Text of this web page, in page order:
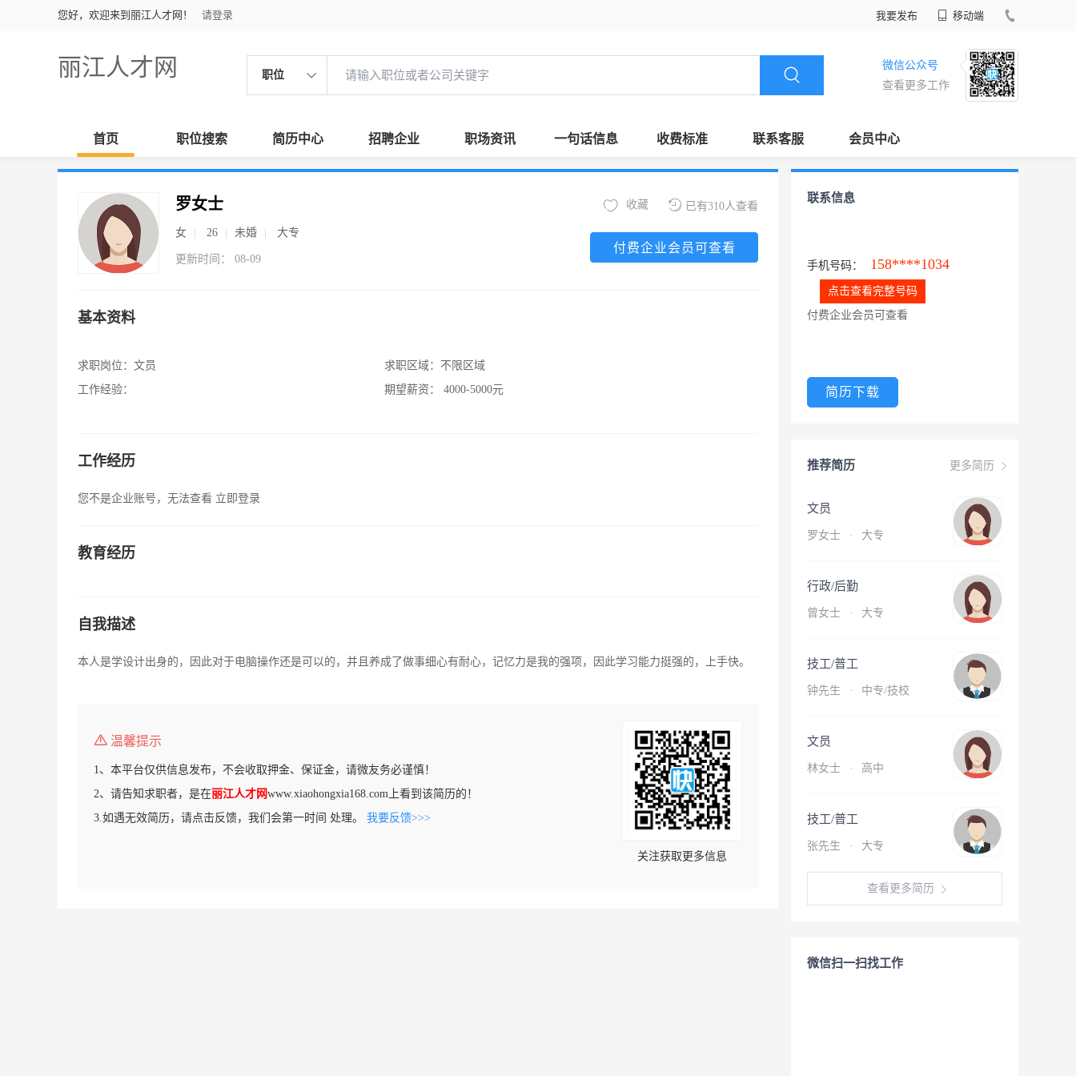
您好，欢迎来到丽江人才网！ 请登录 我要发布 移动端
丽江人才网 职位
微信公众号
查看更多工作
首页 职位搜索 简历中心 招聘企业 职场资讯 一句话信息 收费标准 联系客服 会员中心
罗女士
女 26 未婚 大专
更新时间： 08-09
已有310人查看
收藏
付费企业会员可查看
基本资料
求职岗位： 文员
工作经验：
求职区域： 不限区域
期望薪资：
4000-5000元
工作经历
您不是企业账号，无法查看 立即登录
教育经历
自我描述
本人是学设计出身的，因此对于电脑操作还是可以的，并且养成了做事细心有耐心，记忆力是我的强项，因此学习能力挺强的，上手快。
温馨提示
1、本平台仅供信息发布，不会收取押金、保证金，请微友务必谨慎！
2、请告知求职者，是在丽江人才网www.xiaohongxia168.com上看到该简历的！
3.如遇无效简历，请点击反馈，我们会第一时间 处理。 我要反馈>>>
关注获取更多信息
联系信息
手机号码： 158****1034
点击查看完整号码
付费企业会员可查看
简历下载
更多简历
推荐简历
文员
罗女士 · 大专
行政/后勤
曾女士 · 大专
技工/普工
钟先生 · 中专/技校
文员
林女士 · 高中
技工/普工
张先生 · 大专
查看更多简历
微信扫一扫找工作